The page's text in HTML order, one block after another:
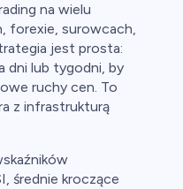
na wielu
forexie, surowcach,
jest prosta:
dni lub tygodni, by
ruchy cen. To
z infrastrukturą
średnie kroczące